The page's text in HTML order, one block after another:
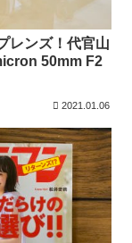
レンズ！代官山
50mm F2
2021.01.06